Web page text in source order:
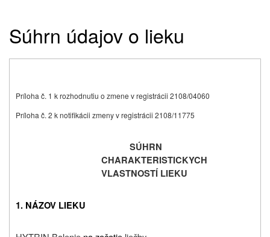
Súhrn údajov o lieku
Príloha č. 1 k rozhodnutiu o zmene v registrácii 2108/04060
Príloha č. 2 k notifikácii zmeny v registrácii 2108/11775
SÚHRN
CHARAKTERISTICKYCH
VLASTNOSTÍ LIEKU
1. NÁZOV LIEKU